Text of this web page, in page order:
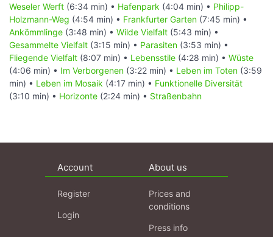
Weseler Werft (6:34 min) • Hafenpark (4:04 min) • Philipp-
Holzmann-Weg (4:54 min) • Frankfurter Garten (7:45 min) •
Ankömmlinge (3:48 min) • Wilde Vielfalt (5:43 min) •
Gesammelte Vielfalt (3:15 min) • Parasiten (3:53 min) •
Fliegende Vielfalt (8:07 min) • Lebensstile (4:28 min) • Wüste
(4:06 min) • Im Verborgenen (3:22 min) • Leben im Toten (3:59
min) • Leben im Mosaik (4:17 min) • Funktionelle Diversität
(3:10 min) • Horizonte (2:24 min) • Straßenbahn
Account
Register
Login
About us
Prices and
conditions
Press info